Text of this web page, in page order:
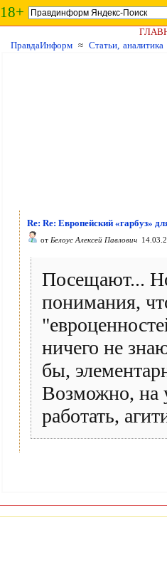
18+
ПравдаИнформ ≈ Статьи, аналитика
Re: Re: Европейский «гарбуз»
от Белоус Алексей Павлович
Посещают...
понимания,
ничего не
бы,
Возможно, на
работать,